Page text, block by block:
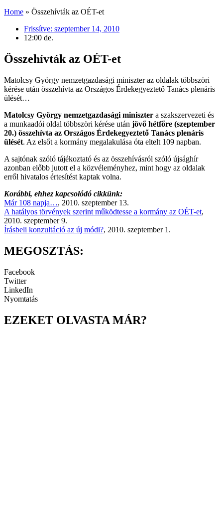
Home » Összehívták az OÉT-et
Frissítve: szeptember 14, 2010
12:00 de.
Összehívták az OÉT-et
Matolcsy György nemzetgazdasági miniszter az oldalak többszöri
kérése után összehívta az Országos Érdekegyeztető Tanács plenáris
ülését…
Matolcsy György nemzetgazdasági miniszter a szakszervezeti és
a munkaadói oldal többszöri kérése után jövő hétfőre (szeptember
20.) összehívta az Országos Érdekegyeztető Tanács plenáris
ülését. Az elsőt a kormány megalakulása óta eltelt 109 napban.
A sajtónak szóló tájékoztató és az összehívásról szóló újsághír
azonban előbb jutott el a közvéleményhez, mint hogy az oldalak
erről hivatalos értesítést kaptak volna.
Korábbi, ehhez kapcsolódó cikkünk:
Már 108 napja…, 2010. szeptember 13.
A hatályos törvények szerint működtesse a kormány az OÉT-et,
2010. szeptember 9.
Írásbeli konzultáció az új módi?, 2010. szeptember 1.
MEGOSZTÁS:
Facebook
Twitter
LinkedIn
Nyomtatás
EZEKET OLVASTA MÁR?